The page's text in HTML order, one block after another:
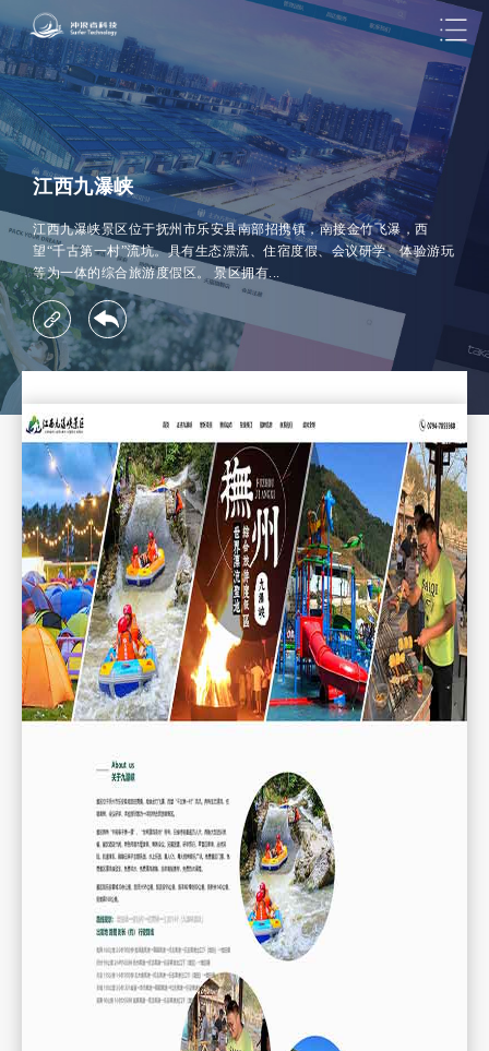
江西九瀑峡
江西九瀑峡景区位于抚州市乐安县南部招携镇，南接金竹飞瀑，西
望“千古第一村”流坑。具有生态漂流、住宿度假、会议研学、体验游玩
等为一体的综合旅游度假区。 景区拥有...